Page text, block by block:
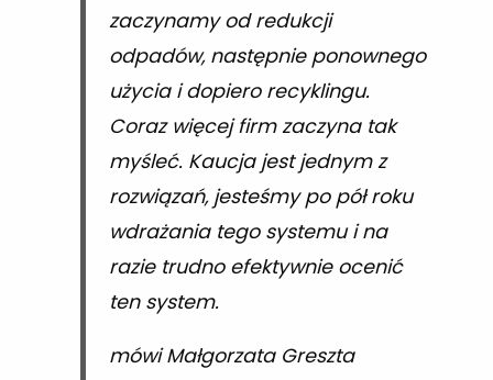
zaczynamy od redukcji
odpadów, następnie ponownego
użycia i dopiero recyklingu.
Coraz więcej firm zaczyna tak
myśleć. Kaucja jest jednym z
rozwiązań, jesteśmy po pół roku
wdrażania tego systemu i na
razie trudno efektywnie ocenić
ten system.
mówi Małgorzata Greszta